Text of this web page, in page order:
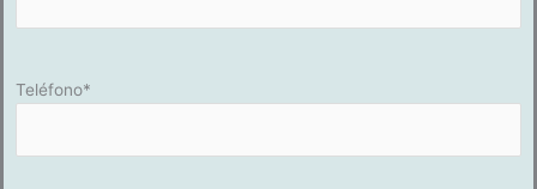
Teléfono*